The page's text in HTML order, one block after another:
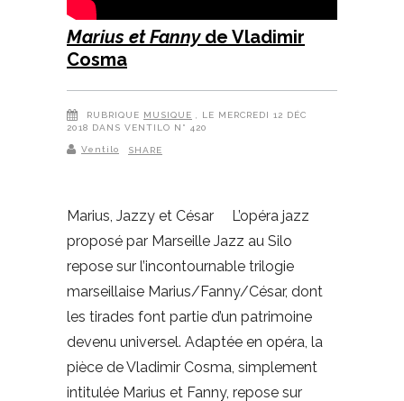
Marius et Fannyde Vladimir
Cosma
RUBRIQUE MUSIQUE , LE MERCREDI 12 DÉC
2018 DANS VENTILO N° 420
Ventilo SHARE
Marius, Jazzy et César L’opéra jazz
proposé par Marseille Jazz au Silo
repose sur l’incontournable trilogie
marseillaise Marius/Fanny/César, dont
les tirades font partie d’un patrimoine
devenu universel. Adaptée en opéra, la
pièce de Vladimir Cosma, simplement
intitulée Marius et Fanny, repose sur